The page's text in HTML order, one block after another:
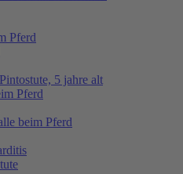
Pferd
5 jahre alt
Pferd
beim Pferd